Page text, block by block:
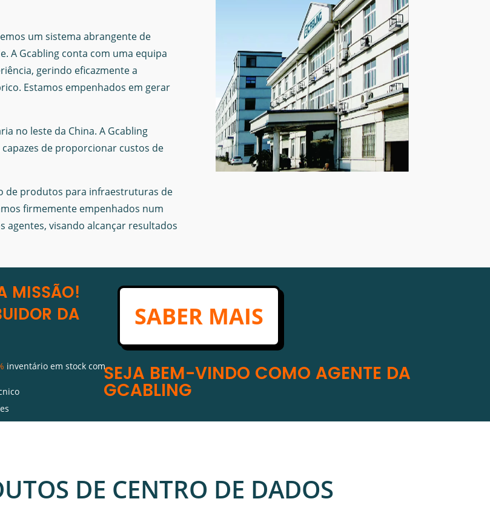
um sistema abrangente de
A Gcabling conta com uma equipa
gerindo eficazmente a
Estamos empenhados em gerar
no leste da China. A Gcabling
de proporcionar custos de
de produtos para infraestruturas de
firmemente empenhados num
agentes, visando alcançar resultados
MISSÃO!
DA
inventário em stock com
para decoração da
SABER MAIS
SEJA BEM-VINDO COMO AGENTE DA
GCABLING
DE CENTRO DE DADOS